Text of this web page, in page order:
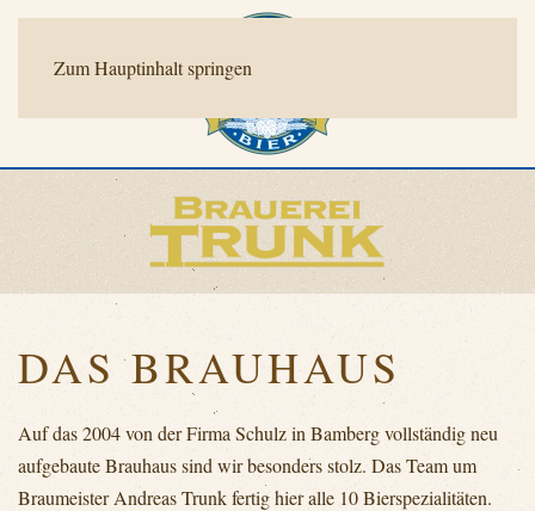
Zum Hauptinhalt springen
DAS BRAUHAUS
Auf das 2004 von der Firma Schulz in Bamberg vollständig neu
aufgebaute Brauhaus sind wir besonders stolz. Das Team um
Braumeister Andreas Trunkfertig hier alle 10 Bierspezialitäten.